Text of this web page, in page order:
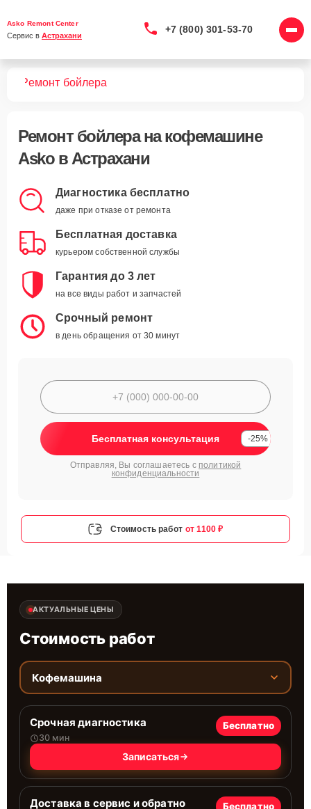
Asko Remont Center
Сервис в Астрахани
+7 (800) 301-53-70
Ремонт бойлера
Ремонт бойлерана кофемашине
Asko в Астрахани
Диагностика бесплатно
даже при отказе от ремонта
Бесплатная доставка
курьером собственной службы
Гарантия до 3 лет
на все виды работ и запчастей
Срочный ремонт
в день обращения от 30 минут
Бесплатная консультация -25%
Отправляя, Вы соглашаетесь с политикой
конфиденциальности
Стоимость работ от 1100 ₽
АКТУАЛЬНЫЕ ЦЕНЫ
Стоимость работ
Кофемашина
Срочная диагностика
30 мин
Бесплатно
Записаться
Доставка в сервис и обратно Бесплатно